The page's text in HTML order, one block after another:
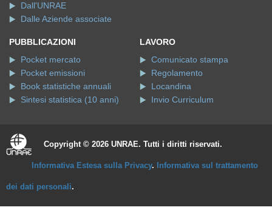
Dall'UNRAE
Dalle Aziende associate
PUBBLICAZIONI
Pocket mercato
Pocket emissioni
Book statistiche annuali
Sintesi statistica (10 anni)
LAVORO
Comunicato stampa
Regolamento
Locandina
Invio Curriculum
Copyright © 2026 UNRAE. Tutti i diritti riservati.
Informativa Estesa sulla Privacy. Informativa sul trattamento
dei dati personali.